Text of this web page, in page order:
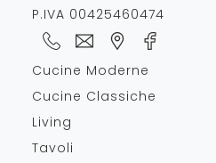
P.IVA 00425460474
Cucine Moderne
Cucine Classiche
Living
Tavoli